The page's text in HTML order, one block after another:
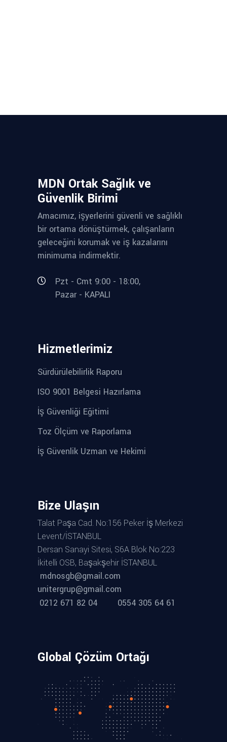
MDN Ortak Sağlık ve
Güvenlik Birimi
Amacımız, işyerlerini güvenli ve sağlıklı
bir ortama dönüştürmek, çalışanların
geleceğini korumak ve iş kazalarını
minimuma indirmektir.
Pzt - Cmt 9:00 - 18:00,
Pazar - KAPALI
Hizmetlerimiz
Sürdürülebilirlik Raporu
ISO 9001 Belgesi Hazırlama
İş Güvenliği Eğitimi
Toz Ölçüm ve Raporlama
İş Güvenlik Uzman ve Hekimi
Bize Ulaşın
Talat Paşa Cad. No:156 Peker İş Merkezi
Levent/İSTANBUL
Dersan Sanayi Sitesi, S6A Blok No:223
İkitelli OSB, Başakşehir İSTANBUL
mdnosgb@gmail.com
unitergrup@gmail.com
0212 671 82 04 0554 305 64 61
Global Çözüm Ortağı